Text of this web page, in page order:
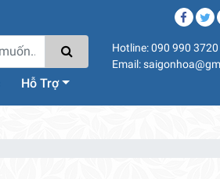
Hỗ Trợ
Hotline: 090 990 3720
Email: